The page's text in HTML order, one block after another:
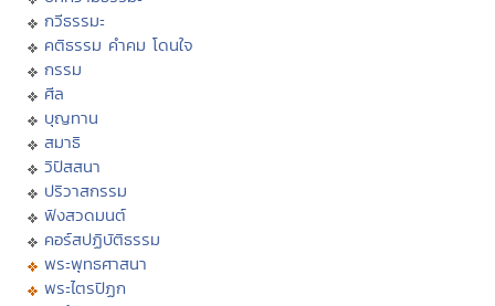
กวีธรรมะ
คติธรรม คำคม โดนใจ
กรรม
ศีล
บุญทาน
สมาธิ
วิปัสสนา
ปริวาสกรรม
ฟังสวดมนต์
คอร์สปฏิบัติธรรม
พระพุทธศาสนา
พระไตรปิฏก